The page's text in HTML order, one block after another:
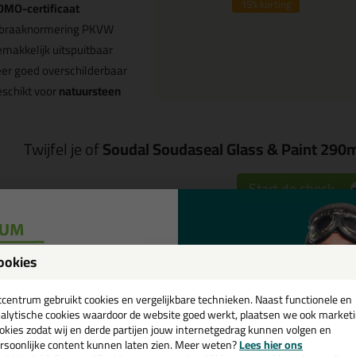
certificaat
PKVW
uitspuitbaar
goed overschilderbaar
voornatuursteen
15%korting
Twijfel je ofSoudal Soudaseal Glass & Paint
Start de check
Omschrijving
Soudaseal Glass & Paint
je kit in een specifieke kleur? Gevonden! Deze glaskit Soudal
voor verschillende toepassingen. Een duurzame en
gebruikt cookies en vergelijkbare technieken. Naast functionele en
cookies waardoor de website goed werkt, plaatsen we ook
zodat wij en derde partijen jouw internetgedrag kunnen volgen en
content kunnen laten zien. Meer weten?Lees hier ons
💚
en ontvang een